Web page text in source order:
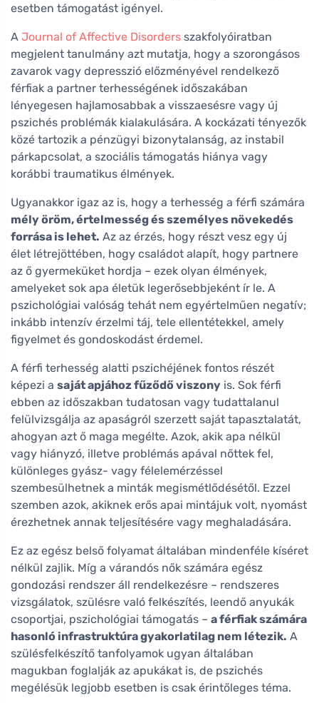
esetben támogatást igényel.
A Journal of Affective Disorders szakfolyóiratban
megjelent tanulmány azt mutatja, hogy a szorongásos
zavarok vagy depresszió előzményével rendelkező
férfiak a partner terhességének időszakában
lényegesen hajlamosabbak a visszaesésre vagy új
pszichés problémák kialakulására. A kockázati tényezők
közé tartozik a pénzügyi bizonytalanság, az instabil
párkapcsolat, a szociális támogatás hiánya vagy
korábbi traumatikus élmények.
Ugyanakkor igaz az is, hogy a terhesség a férfi számára
mély öröm, értelmesség és személyes növekedés
forrása is lehet. Az az érzés, hogy részt vesz egy új
élet létrejöttében, hogy családot alapít, hogy partnere
az ő gyermeküket hordja – ezek olyan élmények,
amelyeket sok apa életük legerősebbjeként ír le. A
pszichológiai valóság tehát nem egyértelműen negatív;
inkább intenzív érzelmi táj, tele ellentétekkel, amely
figyelmet és gondoskodást érdemel.
A férfi terhesség alatti pszichéjének fontos részét
képezi a saját apjához fűződő viszony is. Sok férfi
ebben az időszakban tudatosan vagy tudattalanul
felülvizsgálja az apaságról szerzett saját tapasztalatát,
ahogyan azt ő maga megélte. Azok, akik apa nélkül
vagy hiányzó, illetve problémás apával nőttek fel,
különleges gyász- vagy félelemérzéssel
szembesülhetnek a minták megismétlődésétől. Ezzel
szemben azok, akiknek erős apai mintájuk volt, nyomást
érezhetnek annak teljesítésére vagy meghaladására.
Ez az egész belső folyamat általában mindenféle kíséret
nélkül zajlik. Míg a várandós nők számára egész
gondozási rendszer áll rendelkezésre – rendszeres
vizsgálatok, szülésre való felkészítés, leendő anyukák
csoportjai, pszichológiai támogatás – a férfiak számára
hasonló infrastruktúra gyakorlatilag nem létezik. A
szülésfelkészítő tanfolyamok ugyan általában
magukban foglalják az apukákat is, de pszichés
megélésük legjobb esetben is csak érintőleges téma.